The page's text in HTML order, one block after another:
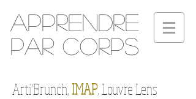
Apprendre
par corps
Arti'Brunch,IMAP, Louvre Lens